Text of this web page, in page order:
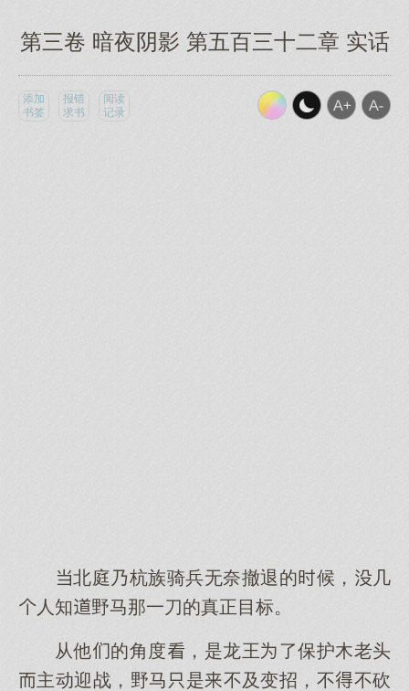
第三卷 暗夜阴影 第五百三十二章 实话
添加
书签
报错
求书
阅读
记录
北庭乃杭族骑兵无奈撤退的候，几
人知野马那一刀的真正目标。
从他的角度，是龙王了保护木老头
主动迎战，野马是不及变招，不不砍